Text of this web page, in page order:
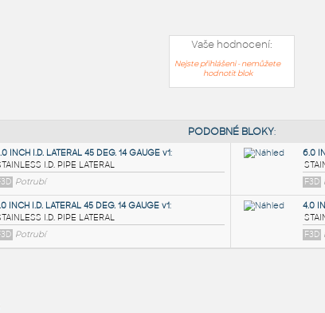
Vaše hodnocení:
Nejste přihlášeni - nemůžete
hodnotit blok